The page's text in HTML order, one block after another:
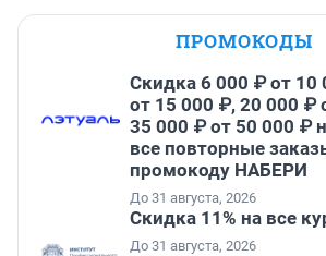
ПРОМОКОДЫ
Скидка 6 000 ₽ от 10
от 15 000 ₽, 20 000 ₽
35 000 ₽ от 50 000 ₽
все повторные
промокоду НАБЕРИ
До 31 августа, 2026
Скидка 11% на все
До 31 августа, 2026